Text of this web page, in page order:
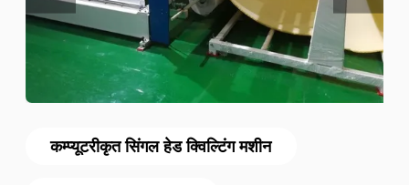
कम्प्यूटरीकृत सिंगल हेड क्विल्टिंग मशीन